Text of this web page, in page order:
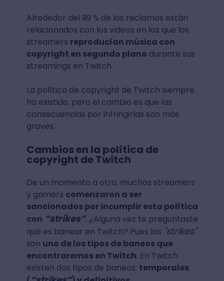
Alrededor del 99 % de los reclamos están
relacionados con los videos en los que los
streamers reproducían música con
copyright en segundo plano durante sus
streamings en Twitch.
La política de copyright de Twitch siempre
ha existido, pero el cambio es que las
consecuencias por infringirlas son más
graves.
Cambios en la política de
copyright de Twitch
De un momento a otro, muchos streamers
y gamers comenzaron a ser
sancionados por incumplir esta política
con “strikes”. ¿Alguna vez te preguntaste
qué es banear en Twitch? Pues los "strikes"
son uno de los tipos de baneos que
encontraremos en Twitch. En Twitch
existen dos tipos de baneos: temporales